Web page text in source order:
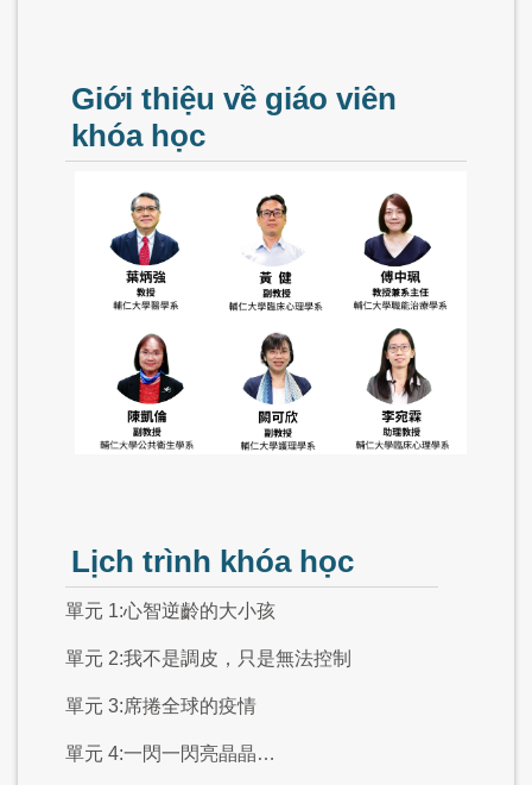
Giới thiệu về giáo viên
khóa học
Lịch trình khóa học
單元 1:心智逆齡的大小孩
單元 2:我不是調皮，只是無法控制
單元 3:席捲全球的疫情
單元 4:一閃一閃亮晶晶…